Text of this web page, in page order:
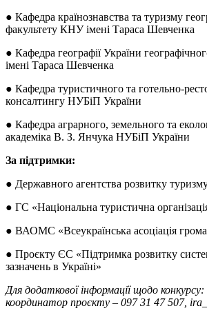
● Кафедра країнознавства та туризму
факультету КНУ імені Тараса Шевченка
● Кафедра географії України
імені Тараса Шевченка
● Кафедра туристичного та готельно-
консалтингу НУБіП України
● Кафедра аграрного, земельного та
академіка В. З. Янчука НУБіП України
За підтримки:
● Державного агентства розвитку
● ГС «Національна туристична
● ВАОМС «Всеукраїнська асоціація
● Проєкту ЄС «Підтримка розвитку
зазначень в Україні»
Для додаткової інформації щодо конкурсу:
координатор проєкту – 097 31 47 507,